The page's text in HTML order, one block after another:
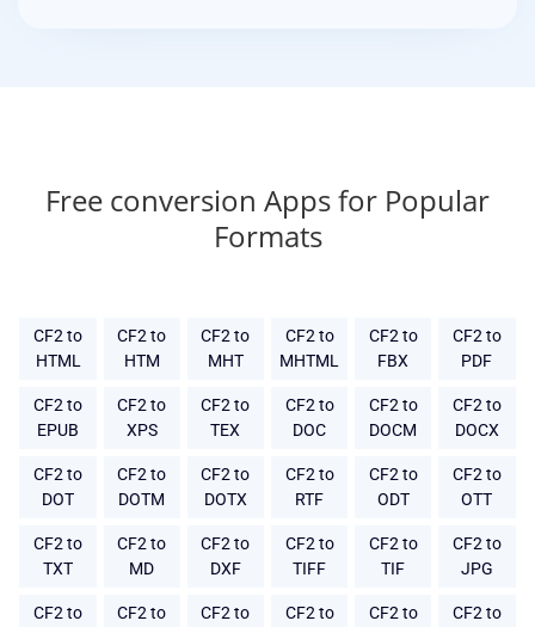
Free conversion Apps for Popular
Formats
CF2 to
HTML
CF2 to
HTM
CF2 to
MHT
CF2 to
MHTML
CF2 to
FBX
CF2 to
PDF
CF2 to
EPUB
CF2 to
XPS
CF2 to
TEX
CF2 to
DOC
CF2 to
DOCM
CF2 to
DOCX
CF2 to
DOT
CF2 to
DOTM
CF2 to
DOTX
CF2 to
RTF
CF2 to
ODT
CF2 to
OTT
CF2 to
TXT
CF2 to
MD
CF2 to
DXF
CF2 to
TIFF
CF2 to
TIF
CF2 to
JPG
CF2 to
CF2 to
CF2 to
CF2 to
CF2 to
CF2 to